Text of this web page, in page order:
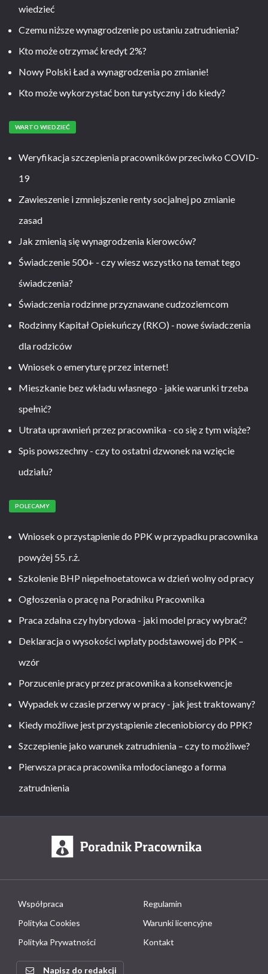
wiedzieć
Czemu niższe wynagrodzenie po ustaniu zatrudnienia?
Kto może otrzymać kredyt 2%?
Nowy Polski Ład a wynagrodzenia po zmianie!
Kto może wykorzystać bon turystyczny i do kiedy?
WARTO WIEDZIEĆ
Weryfikacja szczepienia pracowników przeciwko COVID-
19
Zawieszenie i zmniejszenie renty socjalnej po zmianie
zasad
Jak zmienią się wynagrodzenia kierowców?
Świadczenie 500+ - czy wiesz wszystko na temat tego
świadczenia?
Świadczenia rodzinne przyznawane cudzoziemcom
Rodzinny Kapitał Opiekuńczy (RKO) - nowe świadczenia
dla rodziców
Wniosek o emeryturę przez internet!
Mieszkanie bez wkładu własnego - jakie warunki trzeba
spełnić?
Utrata uprawnień przez pracownika - co się z tym wiąże?
Spis powszechny - czy to ostatni dzwonek na wzięcie
udziału?
POLECAMY
Wniosek o przystąpienie do PPK w przypadku pracownika
powyżej 55. r.ż.
Szkolenie BHP niepełnoetatowca w dzień wolny od pracy
Ogłoszenia o pracę na Poradniku Pracownika
Praca zdalna czy hybrydowa - jaki model pracy wybrać?
Deklaracja o wysokości wpłaty podstawowej do PPK –
wzór
Porzucenie pracy przez pracownika a konsekwencje
Wypadek w czasie przerwy w pracy - jak jest traktowany?
Kiedy możliwe jest przystąpienie zleceniobiorcy do PPK?
Szczepienie jako warunek zatrudnienia – czy to możliwe?
Pierwsza praca pracownika młodocianego a forma
zatrudnienia
Współpraca
Regulamin
Polityka Cookies
Warunki licencyjne
Polityka Prywatności
Kontakt
Napisz do redakcji